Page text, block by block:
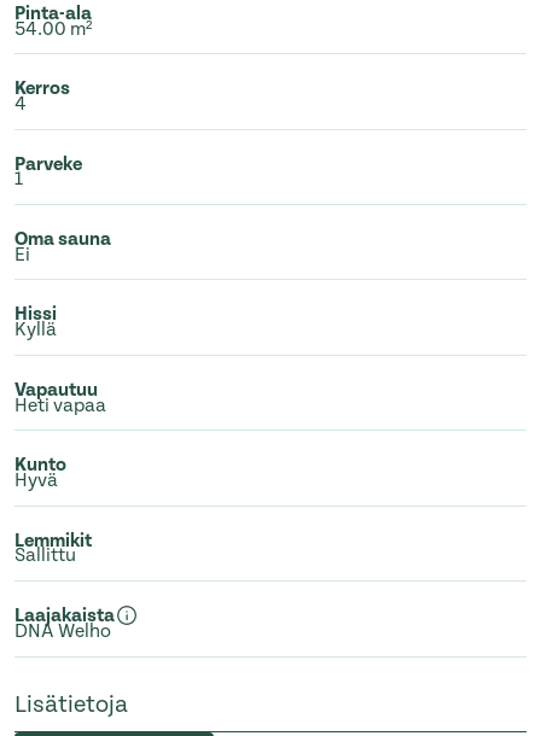
Pinta-ala
54.00 m²
Kerros
4
Parveke
1
Oma sauna
Ei
Hissi
Kyllä
Vapautuu
Heti vapaa
Kunto
Hyvä
Lemmikit
Sallittu
Laajakaista
DNA Welho
Lisätietoja